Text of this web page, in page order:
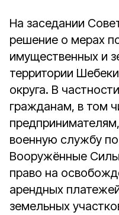
На заседании
решение о мерах
имущественных и
территории
округа. В
гражданам, в том
военную службу
Вооружённые
право на
арендных
земельных